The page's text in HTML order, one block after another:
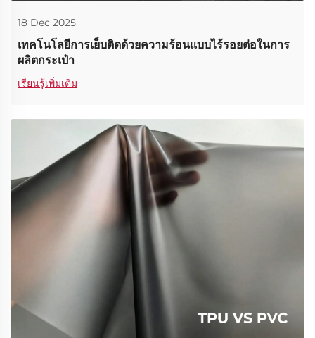
18 Dec 2025
เทคโนโลยีการเย็บติดด้วยความร้อนแบบไร้รอยต่อในการ
ผลิตกระเป๋า
เรียนรู้เพิ่มเติม